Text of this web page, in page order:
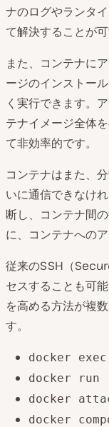
ナのログやランタ
て解決することが可
また、コンテナに
ージのインストー
く実行できます。
テナイメージ全体
て非効率的です。
コンテナはまた、
いに通信できなけ
断し、コンテナ間
に、コンテナへの
従来のSSH（
セスすることも可
を高める方法が複
す。
docker exec
docker run
docker
docker